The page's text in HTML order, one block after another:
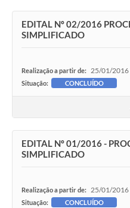
EDITAL Nº 02/2016
SIMPLIFICADO
Realização a partir de: 25/01/2016
Situação: CONCLUÍDO
EDITAL Nº 01/2016 -
SIMPLIFICADO
Realização a partir de: 25/01/2016
Situação: CONCLUÍDO